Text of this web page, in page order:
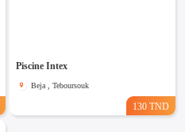
Piscine Intex
Beja , Teboursouk
130 TND